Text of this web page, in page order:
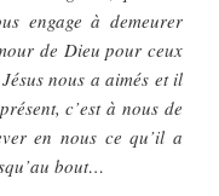
engage à demeurer
de Dieu pour ceux
nous a aimés et il
c’est à nous de
en nous ce qu’il a
bout…